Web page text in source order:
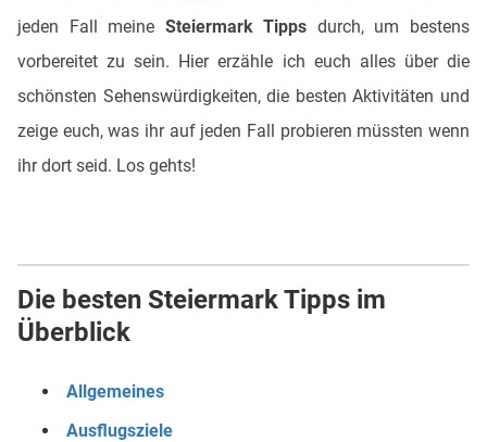
jeden Fall meine Steiermark Tipps durch, um bestens
vorbereitet zu sein. Hier erzähle ich euch alles über die
schönsten Sehenswürdigkeiten, die besten Aktivitäten und
zeige euch, was ihr auf jeden Fall probieren müssten wenn
ihr dort seid. Los gehts!
Die besten Steiermark Tipps im
Überblick
Allgemeines
Ausflugsziele